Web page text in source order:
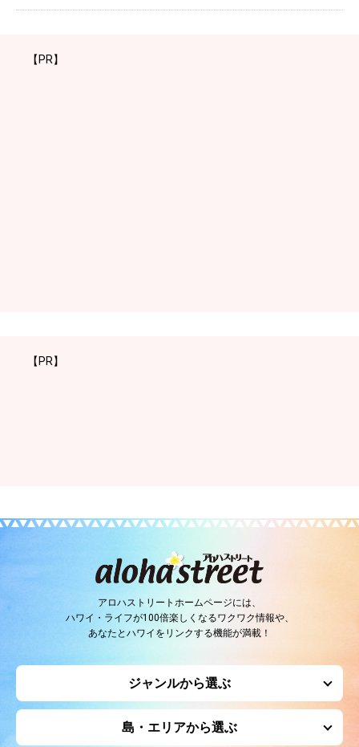
【PR】
【PR】
アロハストリートホームページには、
ハワイ・ライフが100倍楽しくなるワクワク情報や、
あなたとハワイをリンクする機能が満載！
ジャンルから選ぶ
島・エリアから選ぶ